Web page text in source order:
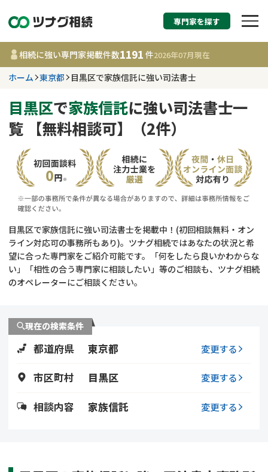
相続税申告・相続手
す
東京都
事務所
相談内容で探す
相続登記
遺留分侵害額請求
コラム
相続手続き
専門家を探す
相続に強い専門家掲載件数1191 件2026年07月現在
ホーム 東京都 目黒区で家族信託に強い司法書士
目黒区で家族信託に強い司法書士一
覧 【無料相談可】（2件）
目黒区で家族信託に強い司法書士を掲載中！(初回相談無料・オン
ライン対応可の事務所もあり)。ツナグ相続ではあなたの状況と希
望に合った専門家をご紹介可能です。「何をしたら良いかわからな
い」「相性の合う専門家に相談したい」等のご相談も、ツナグ相続
のオペレーターにご相談ください。
現在の検索条件
都道府県 東京都 変更する
市区町村 目黒区 変更する
相談内容 家族信託 変更する